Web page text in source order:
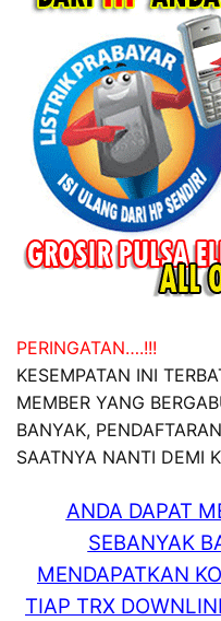
PERINGATAN….!!!
KESEMPATAN INI
MEMBER YANG
BANYAK,
SAATNYA NANTI DEMI
ANDA DAPAT
SEBANYAK
MENDAPATKAN
TIAP TRX